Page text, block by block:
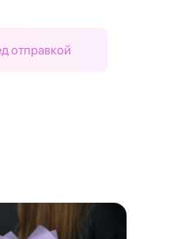
отправкой